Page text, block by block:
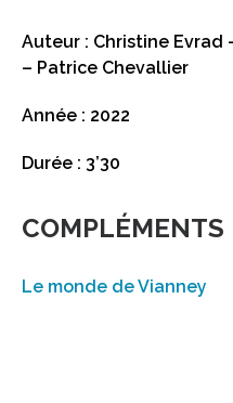
Auteur : Christine Evrad
– Patrice Chevallier
Année : 2022
Durée : 3’30
COMPLÉMENTS
Le monde de Vianney